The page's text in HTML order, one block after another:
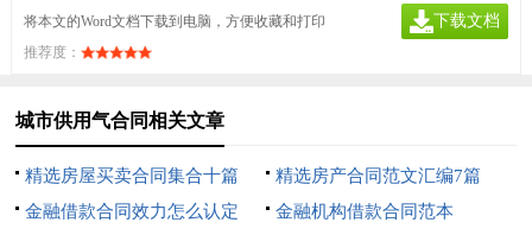
将本文的Word文档下载到电脑，方便收藏和打印
推荐度：
下载文档
城市供用气合同相关文章
精选房屋买卖合同集合十篇
精选房产合同范文汇编7篇
金融借款合同效力怎么认定
金融机构借款合同范本